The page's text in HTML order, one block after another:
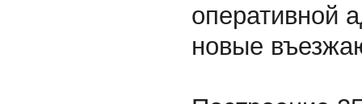
оперативной
новые